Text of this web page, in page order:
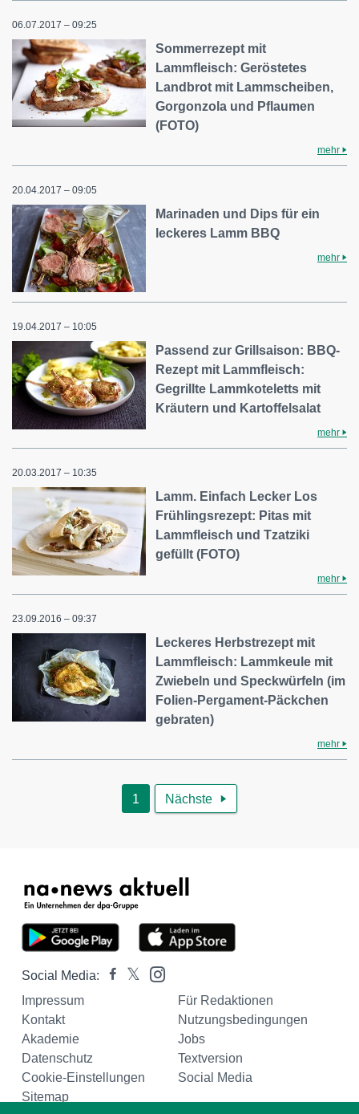
06.07.2017 – 09:25
Sommerrezept mit
Lammfleisch: Geröstetes
Landbrot mit Lammscheiben,
Gorgonzola und Pflaumen
(FOTO)
mehr
20.04.2017 – 09:05
Marinaden und Dips für ein
leckeres Lamm BBQ
mehr
19.04.2017 – 10:05
Passend zur Grillsaison: BBQ-
Rezept mit Lammfleisch:
Gegrillte Lammkoteletts mit
Kräutern und Kartoffelsalat
mehr
20.03.2017 – 10:35
Lamm. Einfach Lecker Los
Frühlingsrezept: Pitas mit
Lammfleisch und Tzatziki
gefüllt (FOTO)
mehr
23.09.2016 – 09:37
Leckeres Herbstrezept mit
Lammfleisch: Lammkeule mit
Zwiebeln und Speckwürfeln (im
Folien-Pergament-Päckchen
gebraten)
mehr
1 Nächste 
Social Media:
Impressum
Für Redaktionen
Kontakt
Nutzungsbedingungen
Akademie
Jobs
Datenschutz
Textversion
Cookie-Einstellungen
Social Media
Sitemap